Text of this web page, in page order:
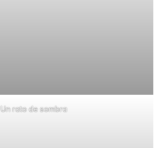
Un rato de sombra